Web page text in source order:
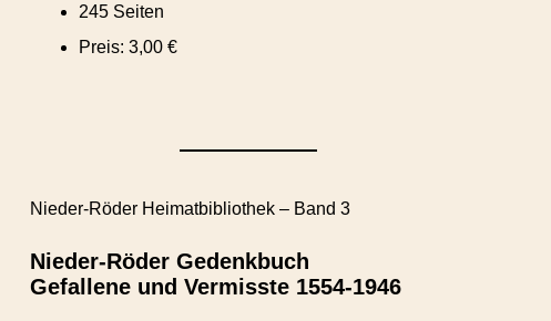
245 Seiten
Preis: 3,00 €
Nieder-Röder Heimatbibliothek – Band 3
Nieder-Röder Gedenkbuch
Gefallene und Vermisste 1554-1946